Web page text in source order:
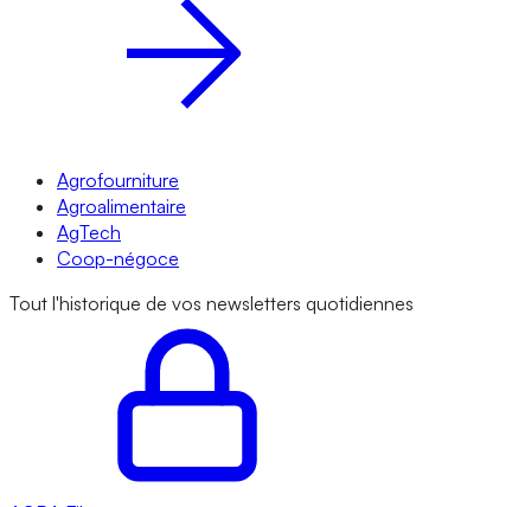
Agrofourniture
Agroalimentaire
AgTech
Coop-négoce
Tout l'historique de vos newsletters quotidiennes